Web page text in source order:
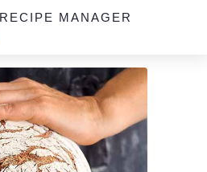
MANAGER